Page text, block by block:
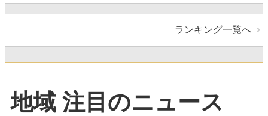
ランキング一覧へ
地域 注目のニュース